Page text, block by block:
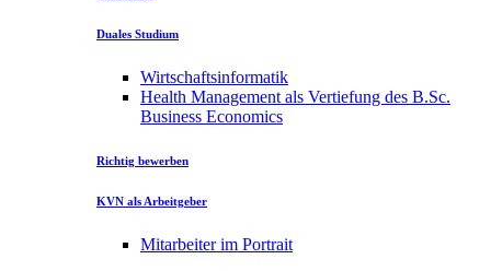
Duales Studium
Wirtschaftsinformatik
Health Management als Vertiefung des B.Sc.
Business Economics
Richtig bewerben
KVN als Arbeitgeber
Mitarbeiter im Portrait